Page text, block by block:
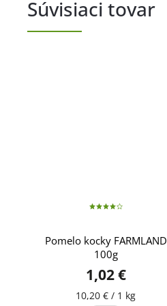
Súvisiaci tovar
Pomelo kocky FARMLAND
100g
1,02 €
10,20 € / 1 kg